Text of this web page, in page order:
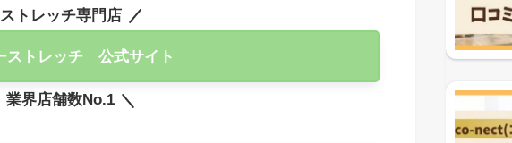
ストレッチ専門店
ストレッチ 公式サイト
業界店舗数No.1